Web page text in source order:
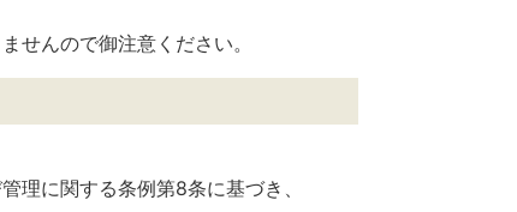
せんので御注意ください。
理に関する条例第8条に基づき、